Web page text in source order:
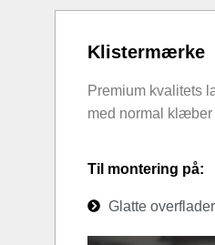
Klistermærke
Premium kvalitets
med normal klæber
Til montering på:
Glatte overflader